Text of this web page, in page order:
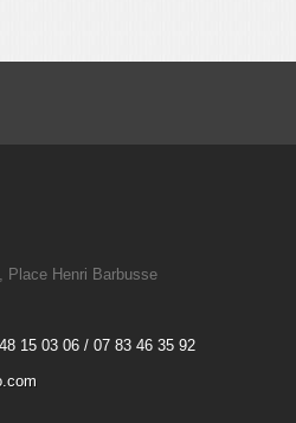
Place Henri Barbusse
15 03 06 / 07 83 46 35 92